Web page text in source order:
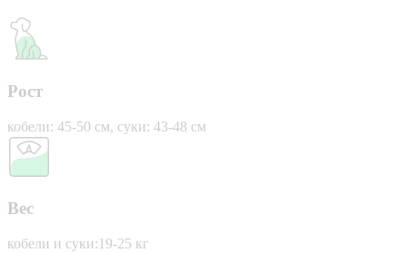
Рост
кобели: 45-50 см, суки: 43-48 см
Вес
кобели и суки:19-25 кг